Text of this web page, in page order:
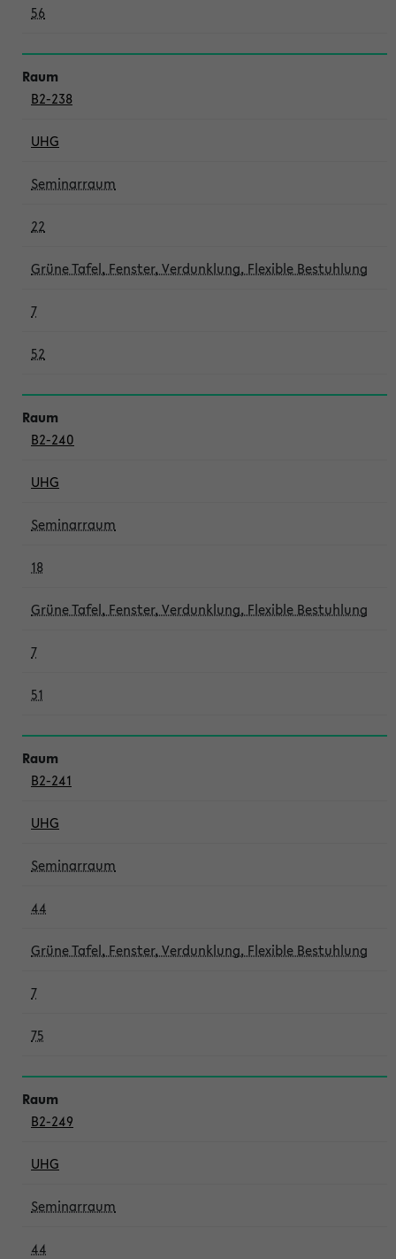
56
B2-238
UHG
Seminarraum
22
Grüne Tafel, Fenster, Verdunklung, Flexible Bestuhlung
7
52
B2-240
UHG
Seminarraum
18
Grüne Tafel, Fenster, Verdunklung, Flexible Bestuhlung
7
51
B2-241
UHG
Seminarraum
44
Grüne Tafel, Fenster, Verdunklung, Flexible Bestuhlung
7
75
B2-249
UHG
Seminarraum
44